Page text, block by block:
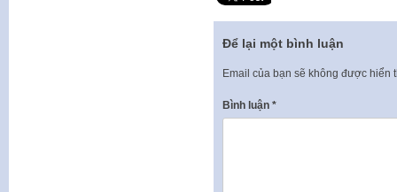
Để lại một bình luận
Email của bạn sẽ không được hiển
Bình luận *